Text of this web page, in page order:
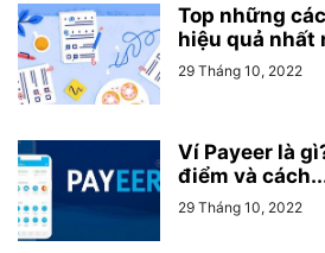
Top những
hiệu quả nhất
29 Tháng 10, 2022
Ví Payeer là
điểm và
29 Tháng 10, 2022